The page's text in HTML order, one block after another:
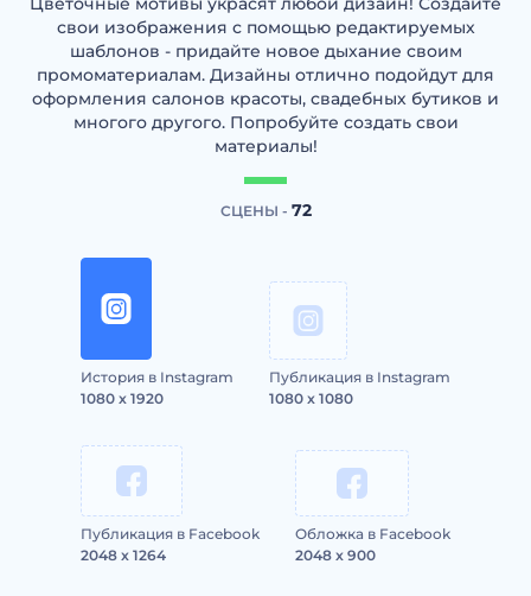
свои изображения с помощью редактируемых
шаблонов - придайте новое дыхание своим
промоматериалам. Дизайны отлично подойдут для
оформления салонов красоты, свадебных бутиков и
многого другого. Попробуйте создать свои
материалы!
СЦЕНЫ - 72
История в Instagram
1080 x 1920
Публикация в Instagram
1080 x 1080
Публикация в Facebook
2048 x 1264
Обложка в Facebook
2048 x 900